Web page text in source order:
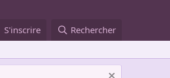
S'inscrire Rechercher